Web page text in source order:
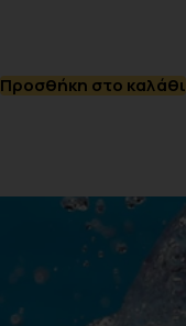
Προσθήκη στο καλάθι